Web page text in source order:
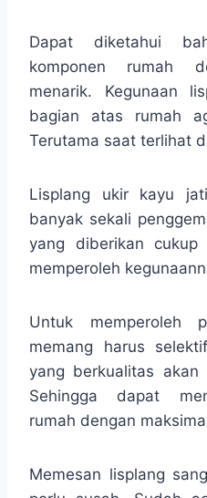
Dapat diketahui
komponen rumah
menarik. Kegunaan
bagian atas rumah
Terutama saat terlihat
Lisplang ukir kayu
banyak sekali
yang diberikan cukup
memperoleh
Untuk memperoleh
memang harus
yang berkualitas
Sehingga dapat
rumah dengan
Memesan lisplang